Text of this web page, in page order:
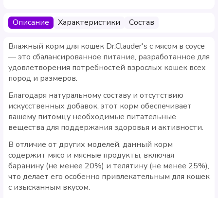
Описание Характеристики Состав
Влажный корм для кошек Dr.Clauder's с мясом в соусе
— это сбалансированное питание, разработанное для
удовлетворения потребностей взрослых кошек всех
пород и размеров.
Благодаря натуральному составу и отсутствию
искусственных добавок, этот корм обеспечивает
вашему питомцу необходимые питательные
вещества для поддержания здоровья и активности.
В отличие от других моделей, данный корм
содержит мясо и мясные продукты, включая
баранину (не менее 20%) и телятину (не менее 25%),
что делает его особенно привлекательным для кошек
с изысканным вкусом.